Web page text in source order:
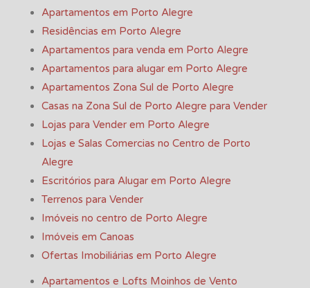
Apartamentos em Porto Alegre
Residências em Porto Alegre
Apartamentos para venda em Porto Alegre
Apartamentos para alugar em Porto Alegre
Apartamentos Zona Sul de Porto Alegre
Casas na Zona Sul de Porto Alegre para Vender
Lojas para Vender em Porto Alegre
Lojas e Salas Comercias no Centro de Porto
Alegre
Escritórios para Alugar em Porto Alegre
Terrenos para Vender
Imóveis no centro de Porto Alegre
Imóveis em Canoas
Ofertas Imobiliárias em Porto Alegre
Apartamentos e Lofts Moinhos de Vento